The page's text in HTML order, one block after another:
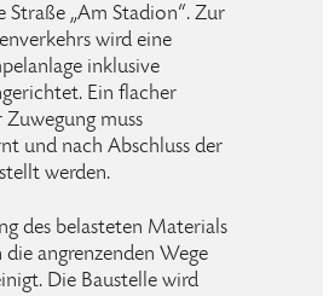
Straße „Am Stadion“. Zur
wird eine
inklusive
Ein flacher
muss
und nach Abschluss der
werden.
des belasteten Materials
angrenzenden Wege
Die Baustelle wird